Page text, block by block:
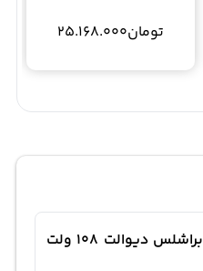
تومان25.168.000
معرفی کوتاه اره شارژی براشلس دیوالت 108 ولت